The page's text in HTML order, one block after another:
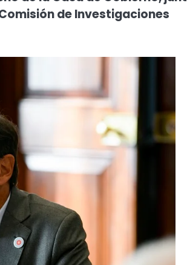
de Investigaciones